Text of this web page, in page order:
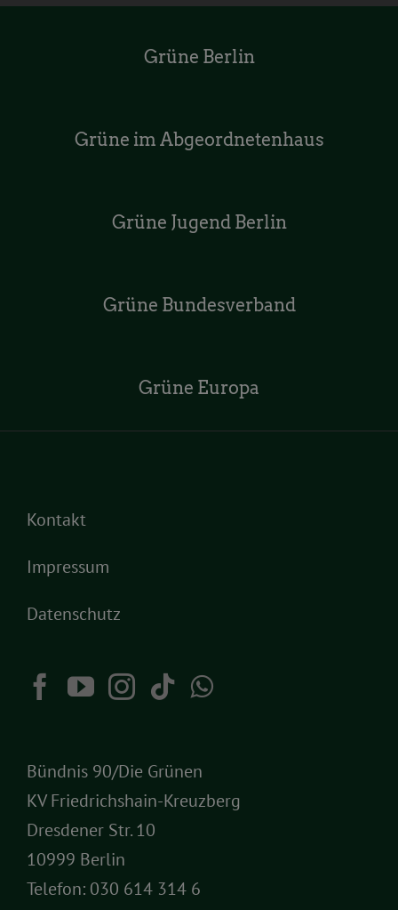
Grüne Berlin
Grüne im Abgeordnetenhaus
Grüne Jugend Berlin
Grüne Bundesverband
Grüne Europa
Kontakt
Impressum
Datenschutz
Bündnis 90/Die Grünen
KV Friedrichshain-Kreuzberg
Dresdener Str. 10
10999 Berlin
Telefon: 030 614 314 6